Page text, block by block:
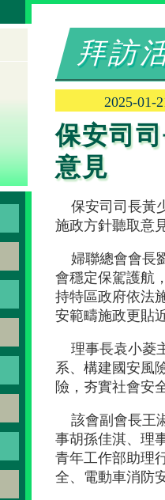
拜訪
2025-01-
保安司
意見
保安司司長黃
施政方針聽取意見
婦聯總會會長
會穩定保駕護航
持特區政府依法
安範疇施政更貼
理事長袁小菱
系、構建國安風
險，夯實社會安
該會副會長王
事胡孫佳淇、理
青年工作部助理
全、電動車消防